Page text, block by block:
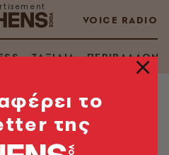
VOICE RADIO
ΤΑΞΙΔΙΑ ΠΕΡΙΒΑΛΛΟΝ
με βανίλια
το
της